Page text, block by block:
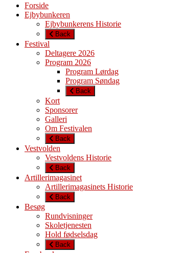
Forside
Ejbybunkeren
Ejbybunkerens Historie
Back
Festival
Deltagere 2026
Program 2026
Program Lørdag
Program Søndag
Back
Kort
Sponsorer
Galleri
Om Festivalen
Back
Vestvolden
Vestvoldens Historie
Back
Artillerimagasinet
Artillerimagasinets Historie
Back
Besøg
Rundvisninger
Skoletjenesten
Hold fødselsdag
Back